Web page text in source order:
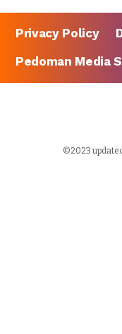
Privacy Policy
Pedoman Media
©2023